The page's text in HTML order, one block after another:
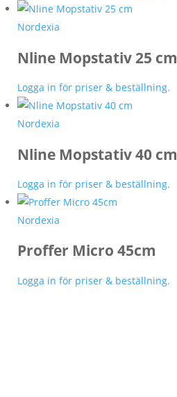
Nordexia
Nline Mopstativ 25 cm
Logga in för priser & beställning.
Nordexia
Nline Mopstativ 40 cm
Logga in för priser & beställning.
Nordexia
Proffer Micro 45cm
Logga in för priser & beställning.